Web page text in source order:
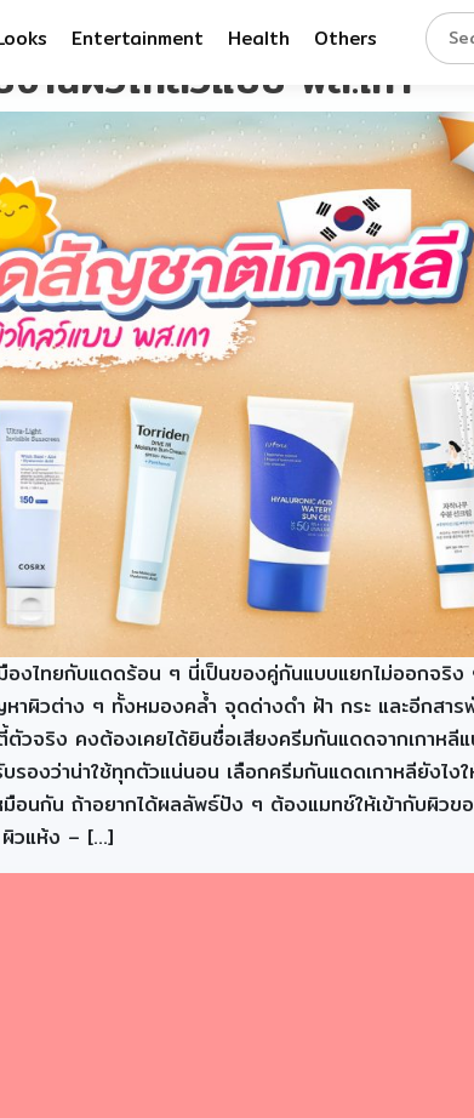
Entertainment Health Others
านผิวโกลว์แบบ พส.เกา
งไทยกับแดดร้อน ๆ นี่เป็นของคู่กันแบบแยกไม่ออกจริ
าผิวต่าง ๆ ทั้งหมองคล้ำ จุดด่างดำ ฝ้า กระ และอีกส
วจริง คงต้องเคยได้ยินชื่อเสียงครีมกันแดดจากเกาหลี
องว่าน่าใช้ทุกตัวแน่นอน เลือกครีมกันแดดเกาหลียังไง
อนกัน ถ้าอยากได้ผลลัพธ์ปัง ๆ ต้องแมทช์ให้เข้ากับผิวข
ผิวแห้ง – […]